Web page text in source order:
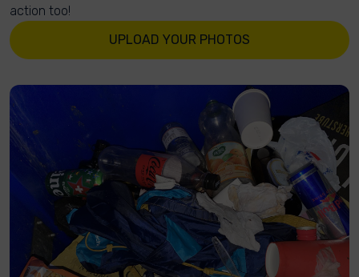
action too!
UPLOAD YOUR PHOTOS